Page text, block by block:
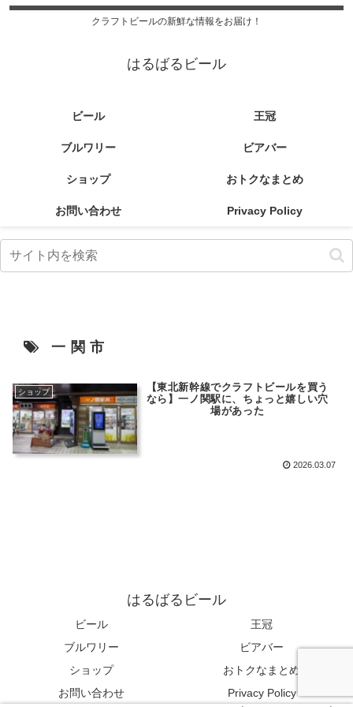
クラフトビールの新鮮な情報をお届け！
はるばるビール
ビール 王冠
ブルワリー ビアバー
ショップ おトクなまとめ
お問い合わせ Privacy Policy
一関市
ショップ
【東北新幹線でクラフトビールを買う
なら】一ノ関駅に、ちょっと嬉しい穴
場があった
2026.03.07
はるばるビール
ビール
王冠
ブルワリー
ビアバー
ショップ
おトクなまとめ
お問い合わせ
Privacy Policy